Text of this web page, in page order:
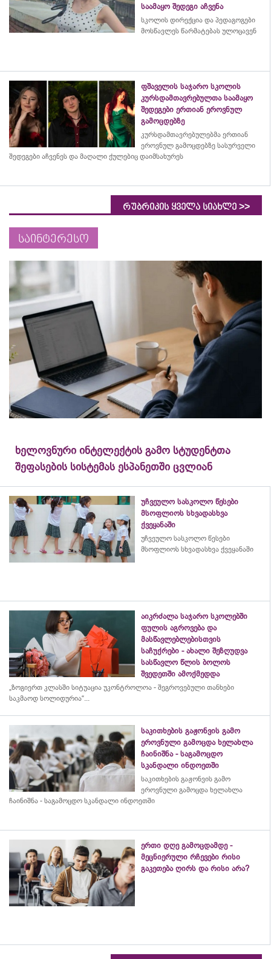
საამაყო შედეგი აჩვენა
სკოლის დირექცია და პედაგოგები
მოსწავლეს წარმატებას ულოცავენ
ფშაველის საჯარო სკოლის
კურსდამთავრებულთა საამაყო
შედეგები ერთიან ეროვნულ
გამოცდებზე
კურსდამთავრებულებმა ერთიან
ეროვნულ გამოცდებზე სასურველი
შედეგები აჩვენეს და მაღალი ქულებიც დაიმსახურეს
რუბრიკის ყველა სიახლე >>
საინტერესო
ხელოვნური ინტელექტის გამო სტუდენტთა
შეფასების სისტემას ესპანეთში ცვლიან
უჩვეულო სასკოლო წესები
მსოფლიოს სხვადასხვა
ქვეყანაში
უჩვეულო სასკოლო წესები
მსოფლიოს სხვადასხვა ქვეყანაში
აიკრძალა საჯარო სკოლებში
ფულის აგროვება და
მასწავლებლებისთვის
საჩუქრები - ახალი შეზღუდვა
სასწავლო წლის ბოლოს
შვედეთში ამოქმედდა
„ზოგიერთ კლასში სიტუაცია უკონტროლოა - შეგროვებული თანხები
საკმაოდ სოლიდურია“...
საკითხების გაჟონვის გამო
ეროვნული გამოცდა ხელახლა
ჩაინიშნა - საგამოცდო
სკანდალი ინდოეთში
საკითხების გაჟონვის გამო
ეროვნული გამოცდა ხელახლა
ჩაინიშნა - საგამოცდო სკანდალი ინდოეთში
ერთი დღე გამოცდამდე -
მეცნიერული რჩევები რისი
გაკეთება ღირს და რისი არა?